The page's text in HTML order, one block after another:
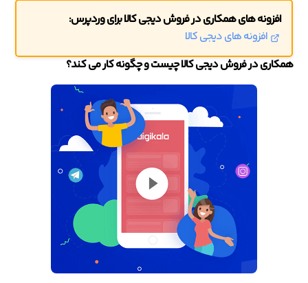
افزونه های همکاری در فروش دیجی کالا برای وردپرس:
افزونه های دیجی کالا
همکاری در فروش دیجی کالا چیست و چگونه کار می کند؟